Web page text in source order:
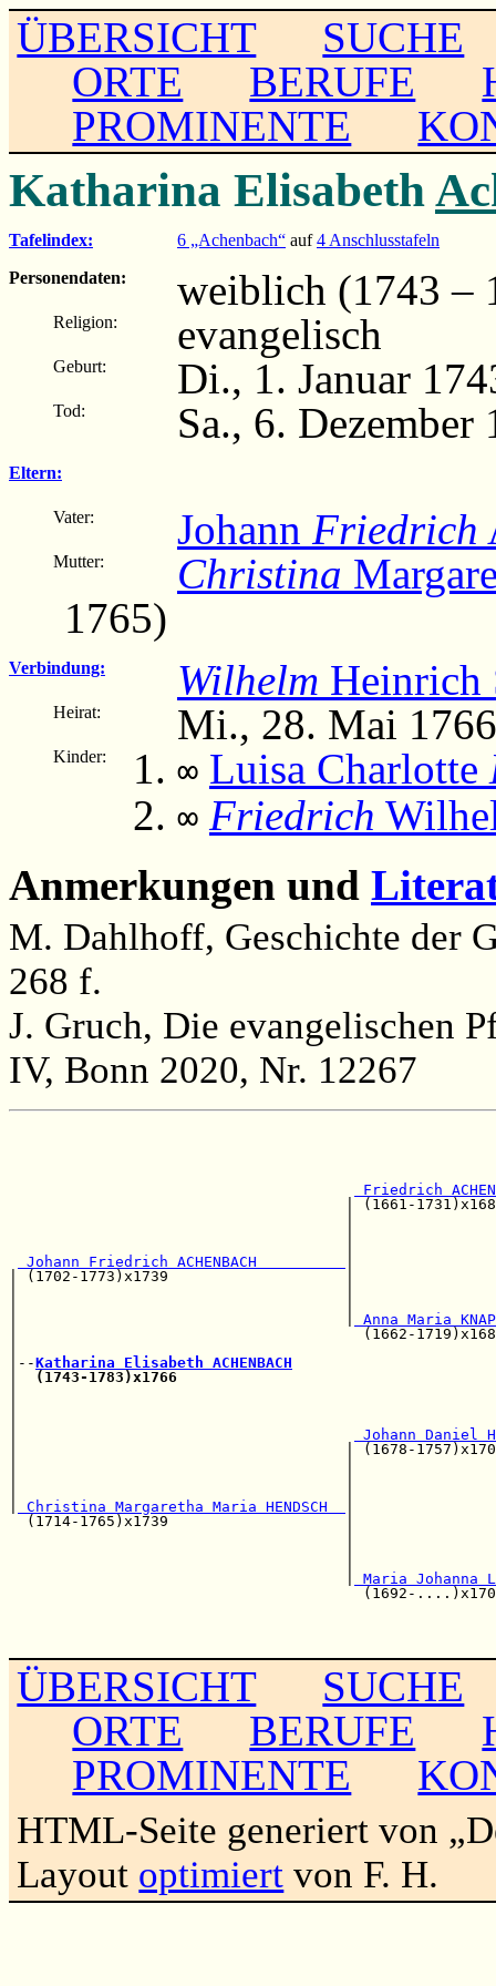
ÜBERSICHT
SUCHE
ORTE
BERUFE
PROMINENTE
Katharina Elisabeth
Tafelindex: 6 „Achenbach“ auf4 Anschlusstafeln
Personendaten:
weiblich (1743 –
Religion: evangelisch
Geburt: Di., 1. Januar
Tod: Sa., 6. Dezember
Eltern:
Vater: Johann Friedrich
Mutter: Christina
1765)
Verbindung: Wilhelm Heinrich
Heirat: Mi., 28. Mai
Kinder: ∞ Luisa Charlotte
∞ Friedrich
Anmerkungen und
M. Dahlhoff, Geschichte der
268 f.
J. Gruch, Die evangelischen
IV, Bonn 2020, Nr. 12267
Friedrich
Johann Friedrich ACHENBACH
| (1702-1773)x1739
Anna
|
|--Katharina Elisabeth ACHENBACH
(1743-1783)x1766
Johann
|                                     |
Christina Margaretha Maria HENDSCH
(1714-1765)x1739
Maria Johanna
ÜBERSICHT
SUCHE
ORTE
BERUFE
PROMINENTE
HTML-Seite generiert von
Layout optimiert von F. H.